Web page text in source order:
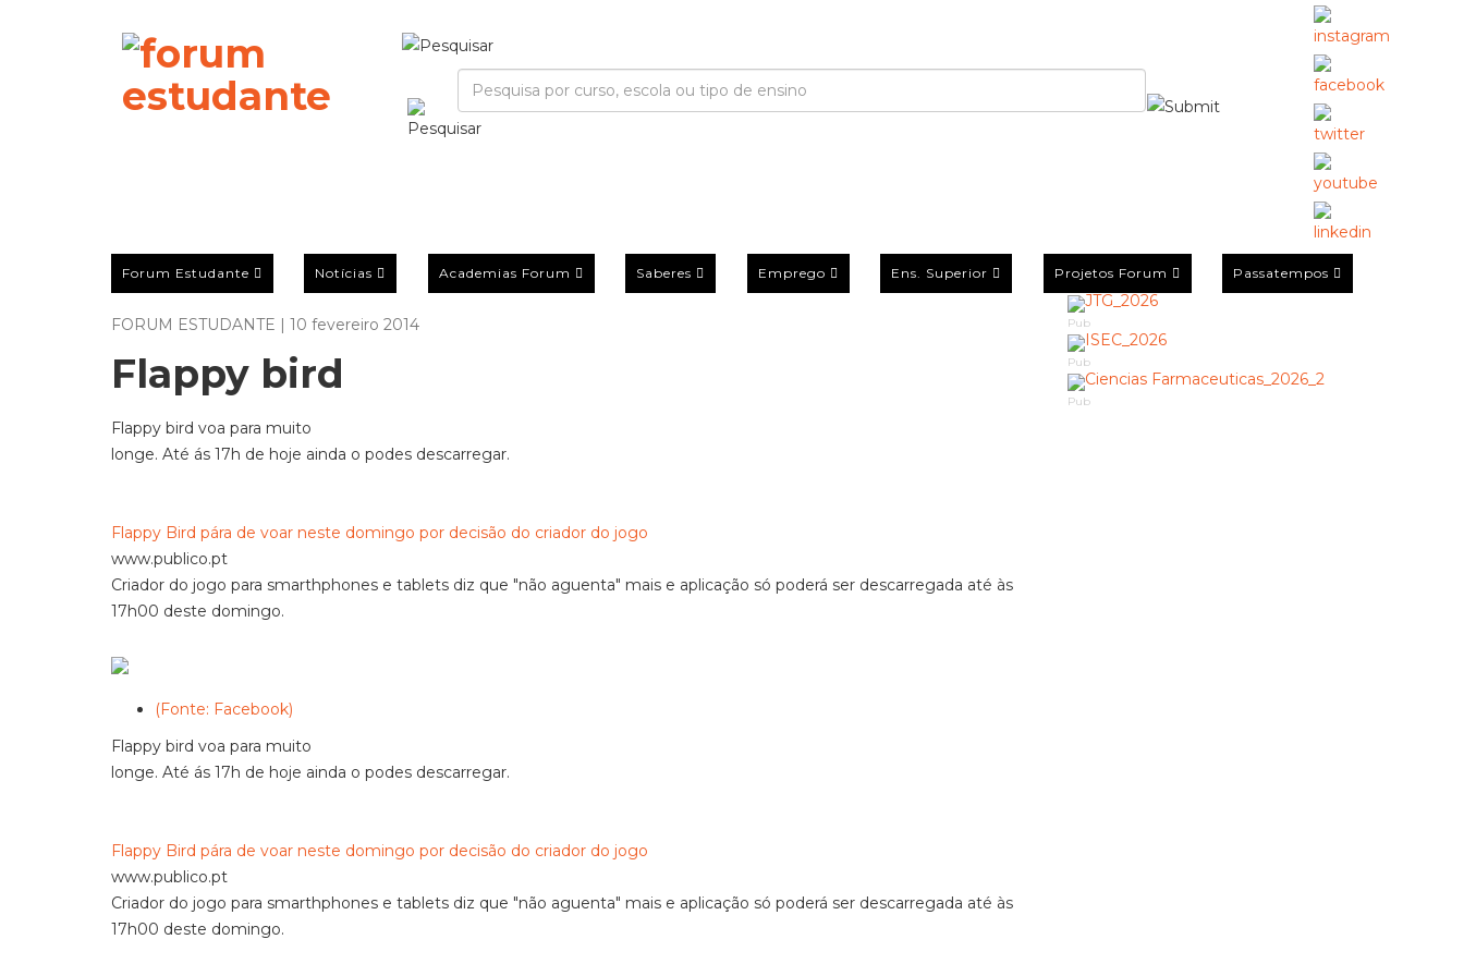
Forum Estudante Notícias Academias Forum Saberes Emprego Ens. Superior Projetos Forum Passatempos
FORUM ESTUDANTE | 10 fevereiro 2014
Flappy bird
Flappy bird voa para muito
longe. Até ás 17h de hoje ainda o podes descarregar.
Flappy Bird pára de voar neste domingo por decisão do criador do jogo
www.publico.pt
Criador do jogo para smarthphones e tablets diz que "não aguenta" mais e aplicação só poderá ser descarregada até às
17h00 deste domingo.
(Fonte: Facebook)
Flappy bird voa para muito
longe. Até ás 17h de hoje ainda o podes descarregar.
Flappy Bird pára de voar neste domingo por decisão do criador do jogo
www.publico.pt
Criador do jogo para smarthphones e tablets diz que "não aguenta" mais e aplicação só poderá ser descarregada até às
17h00 deste domingo.
Pub
Pub
Pub